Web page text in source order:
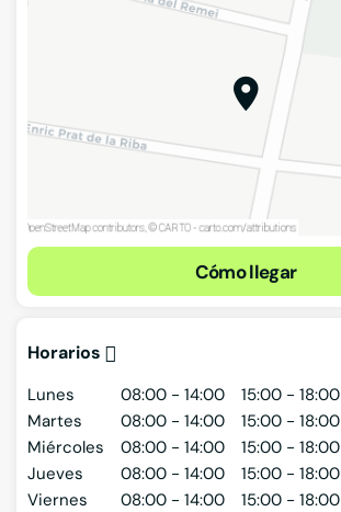
Cómo llegar
Horarios
Lunes 08:00 - 14:00
15:00 - 18:00
Martes
08:00 - 14:00
15:00 - 18:00
Miércoles
08:00 - 14:00
15:00 - 18:00
Jueves
08:00 - 14:00
15:00 - 18:00
Viernes
08:00 - 14:00 15:00 - 18:00